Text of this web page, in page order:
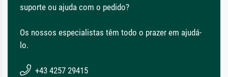
suporte ou ajuda com o pedido?
Os nossos especialistas têm todo o prazer em ajudá-
lo.
+43 4257 29415